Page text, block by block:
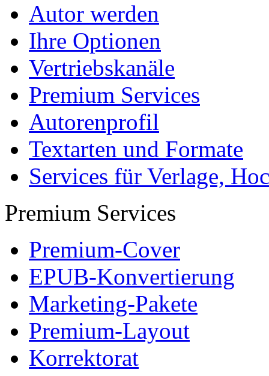
Autor werden
Ihre Optionen
Vertriebskanäle
Premium Services
Autorenprofil
Textarten und Formate
Services für Verlage,
Premium Services
Premium-Cover
EPUB-Konvertierung
Marketing-Pakete
Premium-Layout
Korrektorat